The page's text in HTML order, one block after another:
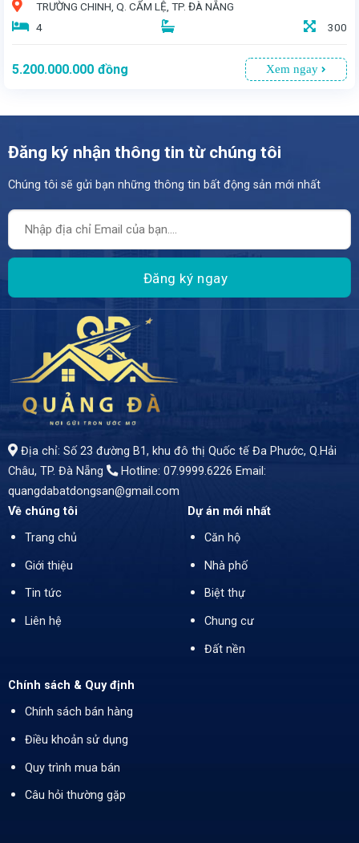
TRƯỜNG CHINH, Q. CẨM LỆ, TP. ĐÀ NẴNG
4
300
5.200.000.000 đồng Xem ngay
Đăng ký nhận thông tin từ chúng tôi
Chúng tôi sẽ gửi bạn những thông tin bất động sản mới nhất
Địa chỉ: Số 23 đường B1, khu đô thị Quốc tế Đa Phước, Q.Hải
Châu, TP. Đà Nẵng
Hotline: 07.9999.6226 Email:
quangdabatdongsan@gmail.com
Về chúng tôi
Trang chủ
Giới thiệu
Tin tức
Liên hệ
Dự án mới nhất
Căn hộ
Nhà phố
Biệt thự
Chung cư
Đất nền
Chính sách & Quy định
Chính sách bán hàng
Điều khoản sử dụng
Quy trình mua bán
Câu hỏi thường gặp